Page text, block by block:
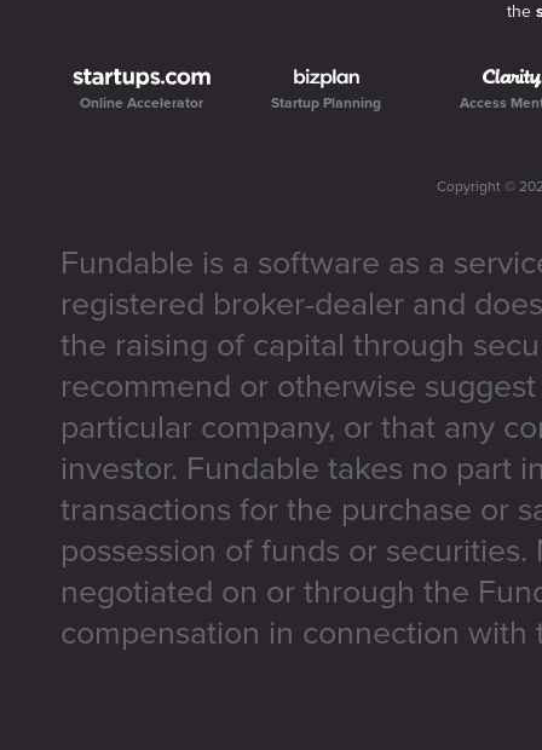
the
Online Accelerator Startup Planning Access
Copyright ©
Fundable is a software as a
registered broker-dealer and
the raising of capital through
recommend or otherwise
particular company, or that any
investor. Fundable takes no part
transactions for the purchase or
possession of funds or
negotiated on or through the
compensation in connection with